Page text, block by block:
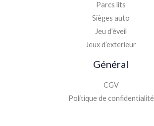
Parcs lits
Sièges auto
Jeu d’éveil
Jeux d’exterieur
Général
CGV
Politique de confidentialité